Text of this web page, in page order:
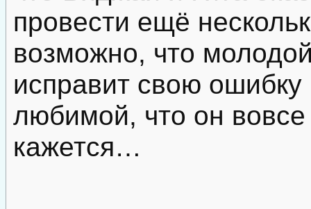
провести ещё
возможно, что
исправит свою
любимой, что он вовсе
кажется…